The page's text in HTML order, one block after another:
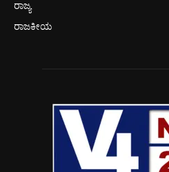
ರಾಜ್ಯ
ರಾಜಕೀಯ